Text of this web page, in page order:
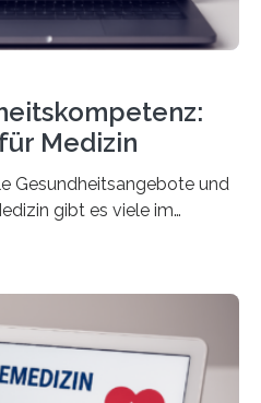
Medizin
Gesundheitsangebote und
gibt es viele im
abgesicherten Inhalten?
Universität Dresden
sowohl an Patientinnen
an medizinisches